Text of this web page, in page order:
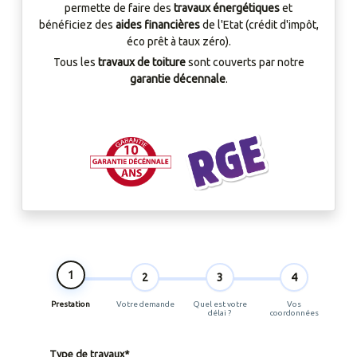
permette de faire des travaux énergétiqueset
bénéficiez des aides financièresde l'Etat (crédit d'impôt,
éco prêt à taux zéro).
Tous les travaux de toituresont couverts par notre
garantie décennale.
1
Prestation
2
Votre demande
3
Quel est votre
délai ?
4
Vos
coordonnées
Type de travaux*